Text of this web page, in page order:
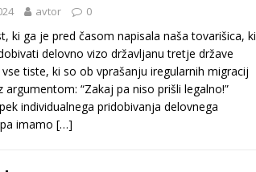
avtor 0
ki ga je pred časom napisala naša tovarišica, ki
delovno vizo državljanu tretje države
tiste, ki so ob vprašanju iregularnih migracij
argumentom: “Zakaj pa niso prišli legalno!”
individualnega pridobivanja delovnega
imamo […]